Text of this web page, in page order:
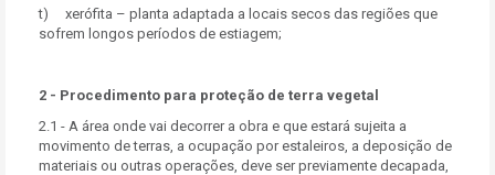
t) xerófita – planta adaptada a locais secos das regiões que
sofrem longos períodos de estiagem;
2 - Procedimento para proteção de terra vegetal
2.1 - A área onde vai decorrer a obra e que estará sujeita a
movimento de terras, a ocupação por estaleiros, a deposição de
materiais ou outras operações, deve ser previamente decapada,